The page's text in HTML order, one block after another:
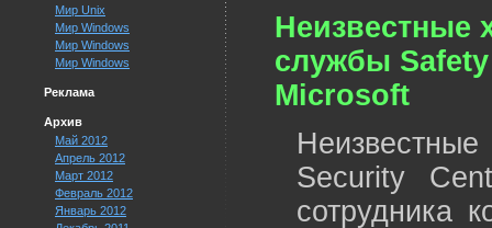
Мир Unix
Мир Windows
Мир Windows
Мир Windows
Реклама
Архив
Май 2012
Апрель 2012
Март 2012
Февраль 2012
Январь 2012
Неизвестные
службы
Microsoft
Security
сотрудника